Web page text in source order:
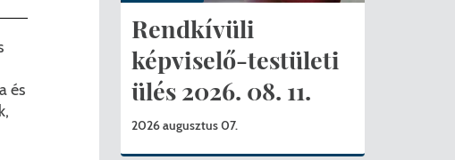
II. ütem
támogatást nyert az alábbi projekt vonatkozásában.
térítési díjak
és
Rendkívüli
képviselő-testületi
ülés 2026. 08. 11.
2026 augusztus 07.